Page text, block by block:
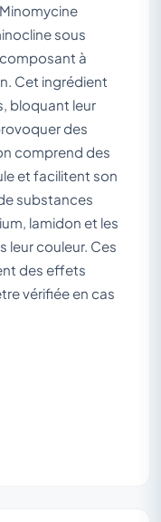
sous
à
Cet ingrédient
bloquant leur
des
comprend des
et facilitent son
substances
lamidon et les
leur couleur. Ces
des effets
vérifiée en cas